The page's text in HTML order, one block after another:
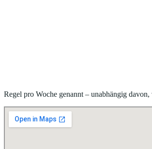
Regel pro Woche genannt – unabhängig